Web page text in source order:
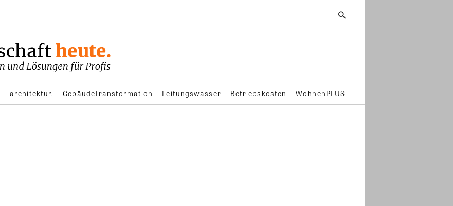
architektur. GebäudeTransformation Leitungswasser Betriebskosten WohnenPLUS